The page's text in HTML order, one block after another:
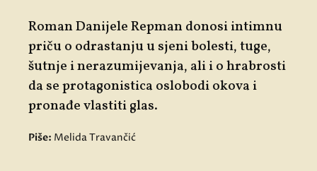
Roman Danijele Repman donosi intimnu
priču o odrastanju u sjeni bolesti, tuge,
šutnje i nerazumijevanja, ali i o hrabrosti
da se protagonistica oslobodi okova i
pronađe vlastiti glas.
Piše: Melida Travančić